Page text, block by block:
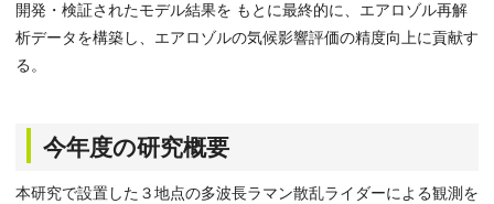
開発・検証されたモデル結果を もとに最終的に、エアロゾル再解
析データを構築し、エアロゾルの気候影響評価の精度向上に貢献す
る。
今年度の研究概要
本研究で設置した３地点の多波長ラマン散乱ライダーによる観測を